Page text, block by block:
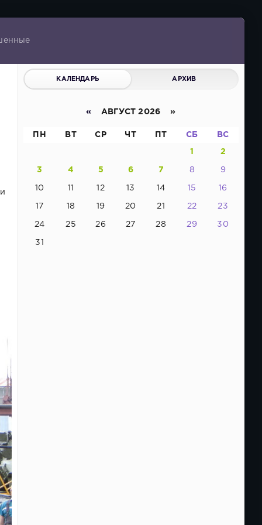
КАЛЕНДАРЬ АРХИВ
« АВГУСТ 2026 »
ПН ВТ СР ЧТ ПТ СБ ВС
1 2
3 4 5 6 7 8 9
10 11 12 13 14 15 16
17 18 19 20 21 22 23
24 25 26 27 28 29 30
31